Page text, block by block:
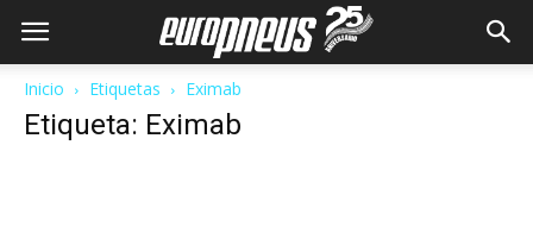
Inicio Etiquetas Eximab
Etiqueta: Eximab